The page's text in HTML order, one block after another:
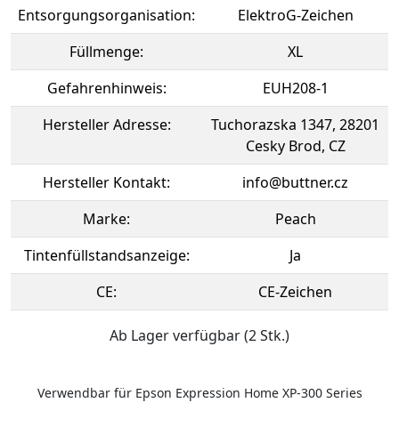
Entsorgungsorganisation:
ElektroG-Zeichen
Füllmenge:
XL
Gefahrenhinweis:
EUH208-1
Hersteller Adresse:
Tuchorazska 1347, 28201
Cesky Brod, CZ
Hersteller Kontakt:
info@buttner.cz
Marke:
Peach
Tintenfüllstandsanzeige:
Ja
CE:
CE-Zeichen
Ab Lager verfügbar (2 Stk.)
Verwendbar für Epson Expression Home XP-300 Series